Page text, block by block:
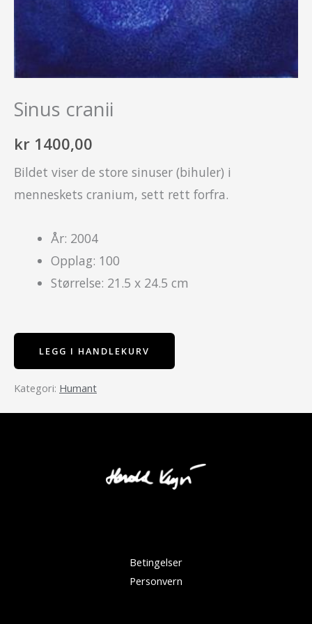
Sinus cranii
kr 1400,00
Bildet viser de store sinuser (bihuler) i
menneskets cranium, sett rett forfra.
År: 2004
Opplag: 100
Størrelse: 21.5 x 24.5 cm
LEGG I HANDLEKURV
Humant
Betingelser
Personvern